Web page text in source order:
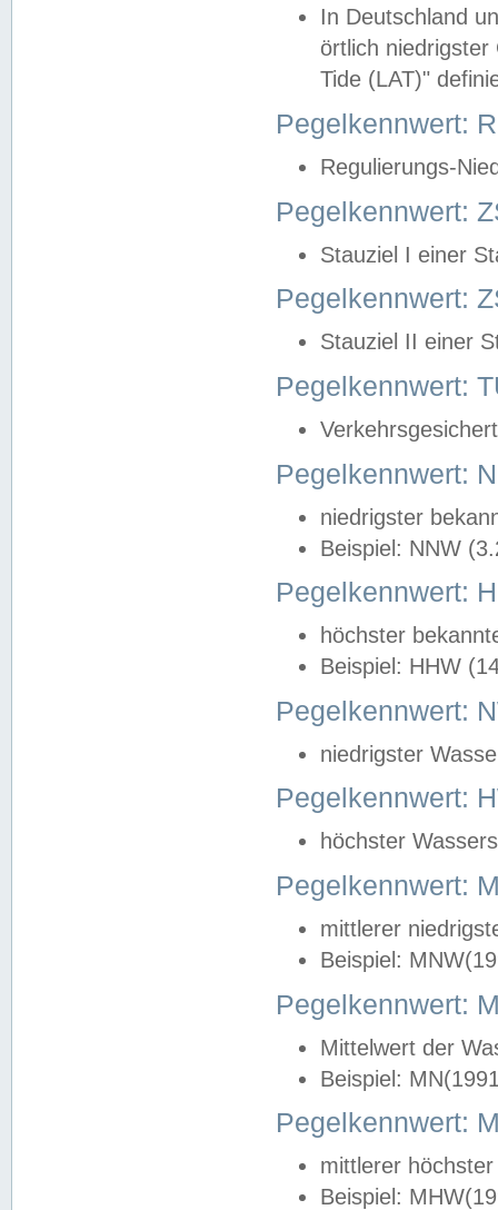
In Deutschland
örtlich
Tide (LAT)"
Pegelkennwert:
Regulierungs-
Pegelkennwert:
Stauziel I einer
Pegelkennwert:
Stauziel II einer
Pegelkennwert:
Pegelkennwert:
niedrigster
Beispiel: NNW
Pegelkennwert:
höchster
Beispiel: HHW
Pegelkennwert:
niedrigster
Pegelkennwert:
höchster
Pegelkennwert:
mittlerer
Beispiel:
Pegelkennwert:
Mittelwert der
Beispiel:
Pegelkennwert:
mittlerer
Beispiel: